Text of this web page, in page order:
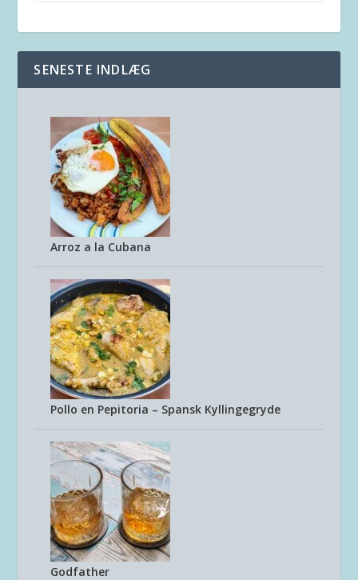
SENESTE INDLÆG
Arroz a la Cubana
Pollo en Pepitoria – Spansk Kyllingegryde
Godfather